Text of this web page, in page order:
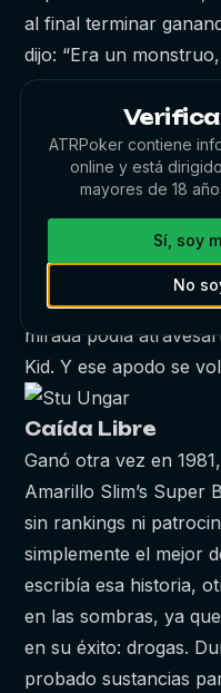
al final terminar
dijo: “Era un
gente me enseñaba
era mejor que ellos,
jugándolo.” Dos años
años, jugó su primer
World Series of
final a Doyle
medía menos de 1.60
mirada podía
Kid. Y ese apodo se
Caída Libre
Ganó otra vez en
Amarillo Slim’s Super
sin rankings ni
simplemente el mejor
escribía esa historia,
en las sombras, ya
en su éxito: drogas.
probado sustancias
ATRPoker contiene
online y está
mayores de 18
No
Sí, soy